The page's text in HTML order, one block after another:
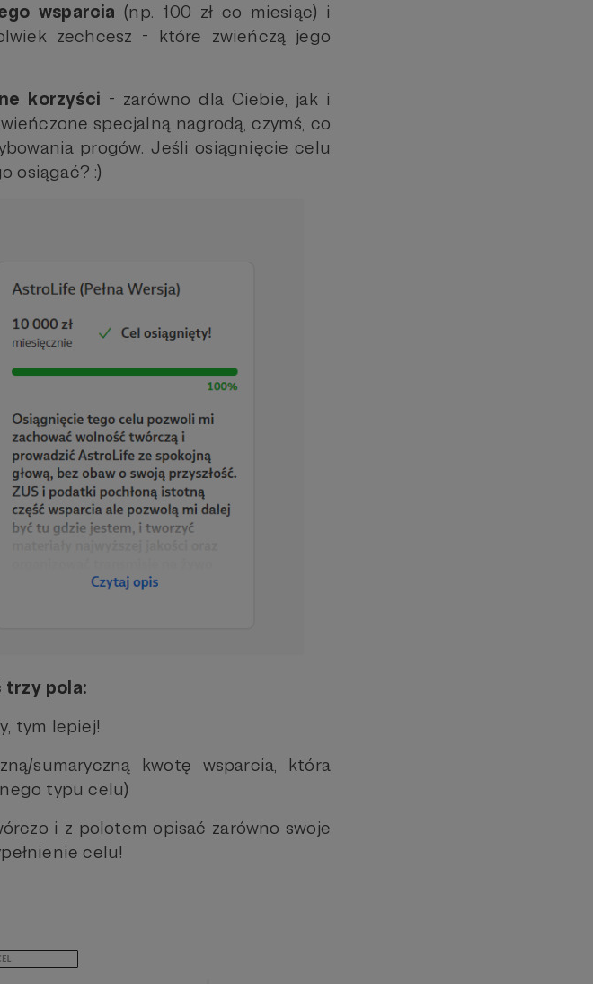
wsparcia (np. 100 zł co miesiąc) i
zechcesz - które zwieńczą jego
korzyści - zarówno dla Ciebie, jak i
specjalną nagrodą, czymś, co
progów. Jeśli osiągnięcie celu
osiągać? :)
trzy pola:
tym lepiej!
sumaryczną kwotę wsparcia, która
typu celu)
i z polotem opisać zarówno swoje
celu!